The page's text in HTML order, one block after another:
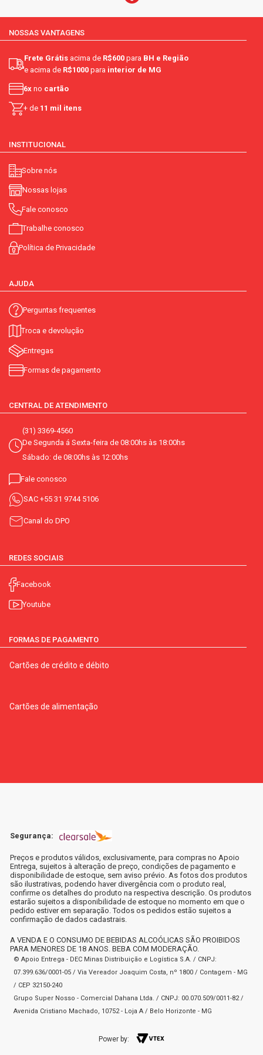
NOSSAS VANTAGENS
Frete Grátis acima de R$600 para BH e Região
e acima de R$1000 para interior de MG
6x no cartão
+ de 11 mil itens
INSTITUCIONAL
Sobre nós
Nossas lojas
Fale conosco
Trabalhe conosco
Política de Privacidade
AJUDA
Perguntas frequentes
Troca e devolução
Entregas
Formas de pagamento
CENTRAL DE ATENDIMENTO
(31) 3369-4560
De Segunda á Sexta-feira de 08:00hs às 18:00hs
Sábado: de 08:00hs às 12:00hs
Fale conosco
SAC +55 31 9744 5106
Canal do DPO
REDES SOCIAIS
Facebook
Youtube
FORMAS DE PAGAMENTO
Cartões de crédito e débito
Cartões de alimentação
Segurança:
Preços e produtos válidos, exclusivamente, para compras no Apoio
Entrega, sujeitos à alteração de preço, condições de pagamento e
disponibilidade de estoque, sem aviso prévio. As fotos dos produtos
são ilustrativas, podendo haver divergência com o produto real,
confirme os detalhes do produto na respectiva descrição. Os produtos
estarão sujeitos a disponibilidade de estoque no momento em que o
pedido estiver em separação. Todos os pedidos estão sujeitos a
confirmação de dados cadastrais.
A VENDA E O CONSUMO DE BEBIDAS ALCOÓLICAS SÃO PROIBIDOS
PARA MENORES DE 18 ANOS. BEBA COM MODERAÇÃO.
© Apoio Entrega - DEC Minas Distribuição e Logística S.A. / CNPJ:
07.399.636/0001-05 / Via Vereador Joaquim Costa, nº 1800 / Contagem - MG
/ CEP 32150-240
Grupo Super Nosso - Comercial Dahana Ltda. / CNPJ: 00.070.509/0011-82 /
Avenida Cristiano Machado, 10752 - Loja A / Belo Horizonte - MG
Power by: